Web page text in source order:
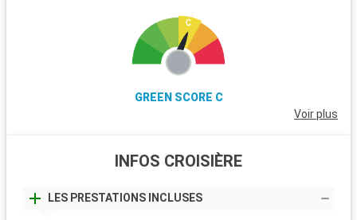
GREEN SCORE C
Voir plus
INFOS CROISIÈRE
LES PRESTATIONS INCLUSES